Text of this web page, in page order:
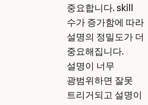
중요합니다. skill
수가 증가함에 따라
설명의 정밀도가 더
중요해집니다.
설명이 너무
광범위하면 잘못
트리거되고 설명이